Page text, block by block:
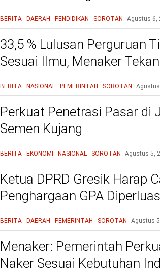
BERITA DAERAH PENDIDIKAN SOROTAN Agustus 6,
33,5 % Lulusan Perguruan
Sesuai Ilmu, Menaker
BERITA NASIONAL PEMERINTAH SOROTAN
Perkuat Penetrasi Pasar di
Semen Kujang
BERITA EKONOMI NASIONAL SOROTAN Agustus 5,
Ketua DPRD Gresik Harap
Penghargaan GPA Diperluas
BERITA DAERAH PEMERINTAH SOROTAN Agustus
Menaker: Pemerintah
Naker Sesuai Kebutuhan